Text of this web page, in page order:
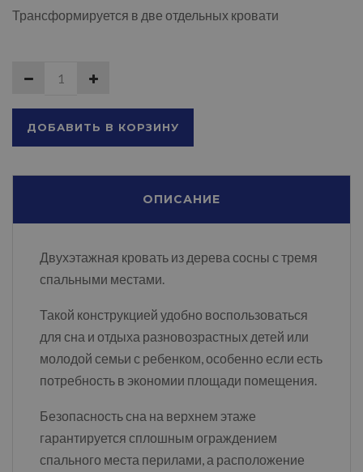
Трансформируется в две отдельных кровати
ДОБАВИТЬ В КОРЗИНУ
ОПИСАНИЕ
Двухэтажная кровать из дерева сосны с тремя
спальными местами.
Такой конструкцией удобно воспользоваться
для сна и отдыха разновозрастных детей или
молодой семьи с ребенком, особенно если есть
потребность в экономии площади помещения.
Безопасность сна на верхнем этаже
гарантируется сплошным ограждением
спального места перилами, а расположение